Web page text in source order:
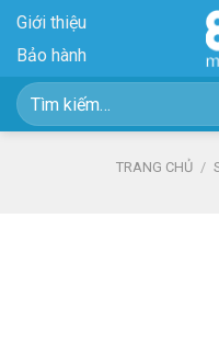
Skip
content
Giới thiệu
Bảo hành
Tìm
kiếm:
TRANG CHỦ /